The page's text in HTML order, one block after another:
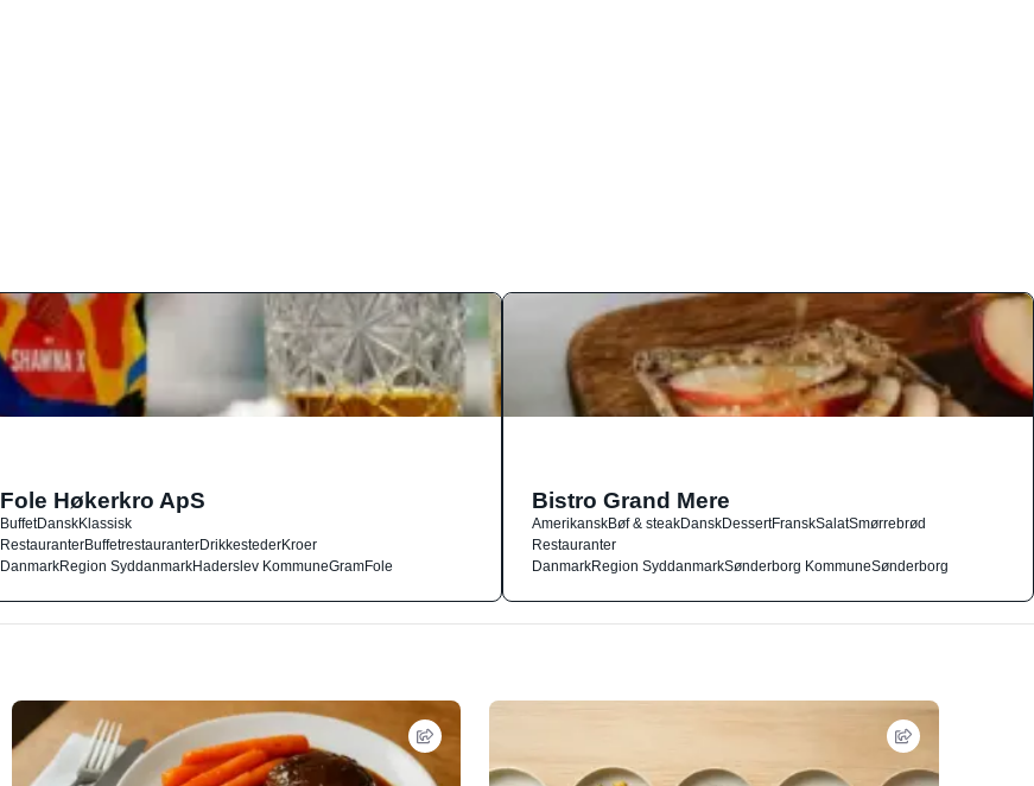
Fole Høkerkro ApS
BuffetDanskKlassisk
RestauranterBuffetrestauranterDrikkestederKroer
DanmarkRegion SyddanmarkHaderslev KommuneGramFole
Bistro Grand Mere
AmerikanskBøf & steakDanskDessertFranskSalatSmørrebrød
Restauranter
DanmarkRegion SyddanmarkSønderborg KommuneSønderborg